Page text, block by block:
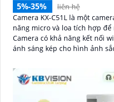
5%-35%
liên hệ
Camera KX-C51L là một
năng micro và loa tích hợp
Camera có khả năng kết nối
ánh sáng kép cho hình ảnh